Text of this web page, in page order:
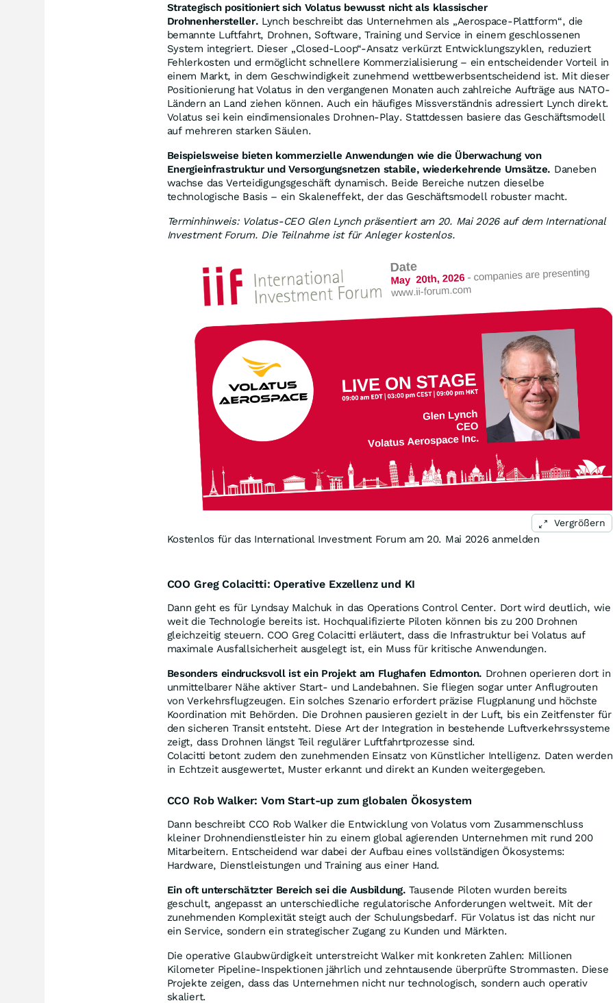
Strategisch positioniert sich Volatus bewusst nicht als klassischer
Drohnenhersteller. Lynch beschreibt das Unternehmen als „Aerospace-Plattform“, die
bemannte Luftfahrt, Drohnen, Software, Training und Service in einem geschlossenen
System integriert. Dieser „Closed-Loop“-Ansatz verkürzt Entwicklungszyklen, reduziert
Fehlerkosten und ermöglicht schnellere Kommerzialisierung – ein entscheidender Vorteil in
einem Markt, in dem Geschwindigkeit zunehmend wettbewerbsentscheidend ist. Mit dieser
Positionierung hat Volatus in den vergangenen Monaten auch zahlreiche Aufträge aus NATO-
Ländern an Land ziehen können. Auch ein häufiges Missverständnis adressiert Lynch direkt.
Volatus sei kein eindimensionales Drohnen-Play. Stattdessen basiere das Geschäftsmodell
auf mehreren starken Säulen.
Beispielsweise bieten kommerzielle Anwendungen wie die Überwachung von
Energieinfrastruktur und Versorgungsnetzen stabile, wiederkehrende Umsätze. Daneben
wachse das Verteidigungsgeschäft dynamisch. Beide Bereiche nutzen dieselbe
technologische Basis – ein Skaleneffekt, der das Geschäftsmodell robuster macht.
Terminhinweis: Volatus-CEO Glen Lynch präsentiert am 20. Mai 2026 auf dem International
Investment Forum. Die Teilnahme ist für Anleger kostenlos.
Vergrößern
Kostenlos für das International Investment Forum am 20. Mai 2026 anmelden
COO Greg Colacitti: Operative Exzellenz und KI
Dann geht es für Lyndsay Malchuk in das Operations Control Center. Dort wird deutlich, wie
weit die Technologie bereits ist. Hochqualifizierte Piloten können bis zu 200 Drohnen
gleichzeitig steuern. COO Greg Colacitti erläutert, dass die Infrastruktur bei Volatus auf
maximale Ausfallsicherheit ausgelegt ist, ein Muss für kritische Anwendungen.
Besonders eindrucksvoll ist ein Projekt am Flughafen Edmonton. Drohnen operieren dort in
unmittelbarer Nähe aktiver Start- und Landebahnen. Sie fliegen sogar unter Anflugrouten
von Verkehrsflugzeugen. Ein solches Szenario erfordert präzise Flugplanung und höchste
Koordination mit Behörden. Die Drohnen pausieren gezielt in der Luft, bis ein Zeitfenster für
den sicheren Transit entsteht. Diese Art der Integration in bestehende Luftverkehrssysteme
zeigt, dass Drohnen längst Teil regulärer Luftfahrtprozesse sind.
Colacitti betont zudem den zunehmenden Einsatz von Künstlicher Intelligenz. Daten werden
in Echtzeit ausgewertet, Muster erkannt und direkt an Kunden weitergegeben.
CCO Rob Walker: Vom Start-up zum globalen Ökosystem
Dann beschreibt CCO Rob Walker die Entwicklung von Volatus vom Zusammenschluss
kleiner Drohnendienstleister hin zu einem global agierenden Unternehmen mit rund 200
Mitarbeitern. Entscheidend war dabei der Aufbau eines vollständigen Ökosystems:
Hardware, Dienstleistungen und Training aus einer Hand.
Ein oft unterschätzter Bereich sei die Ausbildung. Tausende Piloten wurden bereits
geschult, angepasst an unterschiedliche regulatorische Anforderungen weltweit. Mit der
zunehmenden Komplexität steigt auch der Schulungsbedarf. Für Volatus ist das nicht nur
ein Service, sondern ein strategischer Zugang zu Kunden und Märkten.
Die operative Glaubwürdigkeit unterstreicht Walker mit konkreten Zahlen: Millionen
Kilometer Pipeline-Inspektionen jährlich und zehntausende überprüfte Strommasten. Diese
Projekte zeigen, dass das Unternehmen nicht nur technologisch, sondern auch operativ
skaliert.